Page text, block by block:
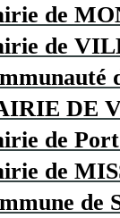
de
de
DE
de
de
de